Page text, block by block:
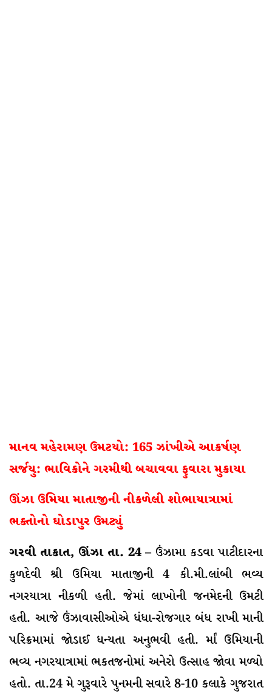
માનવ મહેરામણ ઉમટયો: 165 ઝાંખીએ આકર્ષણ
સર્જયુ: ભાવિકોને ગરમીથી બચાવવા ફુવારા મુકાયા
ઊંઝા ઉમિયા માતાજીની નીકળેલી શોભાયાત્રામાં
ભક્તોનો ઘોડાપુર ઉમટ્યું
ગરવી તાકાત, ઊંઝા તા. 24 –ઉંઝામા કડવા પાટીદારના
કુળદેવી શ્રી ઉમિયા માતાજીની 4 કી.મી.લાંબી ભવ્ય
નગરયાત્રા નીકળી હતી. જેમાં લાખોની જનમેદની ઉમટી
હતી. આજે ઉંઝાવાસીઓએ ધંધા-રોજગાર બંધ રાખી માની
પરિક્રમામાં જોડાઈ ધન્યતા અનુભવી હતી. ર્માં ઉમિયાની
ભવ્ય નગરયાત્રામાં ભકતજનોમાં અનેરો ઉત્સાહ જોવા મળ્યો
હતો. તા.24 મે ગુરૂવારે પુનમની સવારે 8-10 કલાકે ગુજરાત